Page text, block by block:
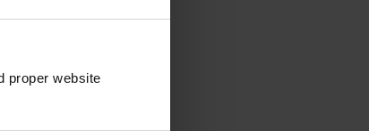
proper website